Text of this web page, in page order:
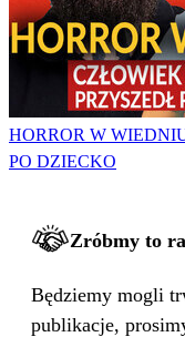
HORROR W
PO DZIECKO
Zróbmy to
Będziemy mogli
publikacje,